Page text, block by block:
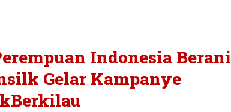
Indonesia Berani
Gelar Kampanye